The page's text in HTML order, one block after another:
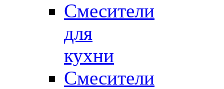
Смесители
для
кухни
Смесители